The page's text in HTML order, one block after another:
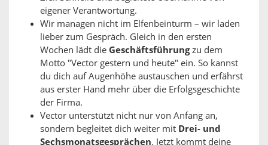
eigener Verantwortung.
Wir managen nicht im Elfenbeinturm – wir laden
lieber zum Gespräch. Gleich in den ersten
Wochen lädt die Geschäftsführungzu dem
Motto "Vector gestern und heute" ein. So kannst
du dich auf Augenhöhe austauschen und erfährst
aus erster Hand mehr über die Erfolgsgeschichte
der Firma.
Vector unterstützt nicht nur von Anfang an,
sondern begleitet dich weiter mit Drei- und
Sechsmonatsgesprächen. Jetzt kommt deine